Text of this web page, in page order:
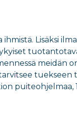
Lisäksi
meidän
tuekseen
puiteohjelmaa,